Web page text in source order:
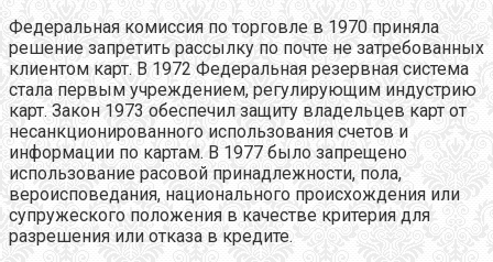
Федеральная комиссия по торговле в 1970 приняла
решение запретить рассылку по почте не затребованных
клиентом карт. В 1972 Федеральная резервная система
стала первым учреждением, регулирующим индустрию
карт. Закон 1973 обеспечил защиту владельцев карт от
несанкционированного использования счетов и
информации по картам. В 1977 было запрещено
использование расовой принадлежности, пола,
вероисповедания, национального происхождения или
супружеского положения в качестве критерия для
разрешения или отказа в кредите.